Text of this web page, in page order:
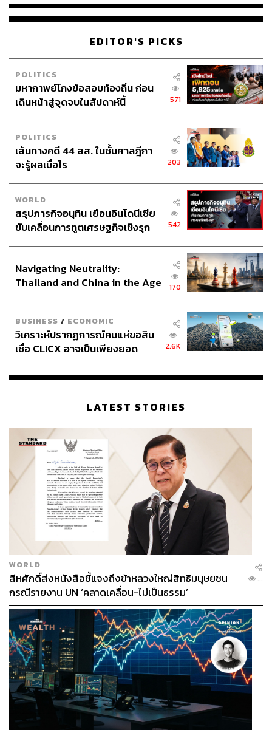
คปภ. ยังแสดงความกังวลว่า ข่าวลือในลักษณะนี้อาจทำให้
เกิดความตื่นตระหนกในสังคม คล้ายกับกรณีการนำ Co-
payment มาใช้ในรอบที่แล้ว ซึ่งอาจทำให้ตัวแทนบางส่วนที่มี
ภายในวันที่กำหนด เพื่อหวังยอดขาย ซึ่งจะทำให้กลไกการ
ทำงานของตลาดไม่ถูกต้องและความเข้าใจของสังคมคลาด
เคลื่อนไปหมด คปภ. ย้ำว่าการให้ข้อมูลผิดโดยตั้งใจอาจนำ
ไปสู่การถูกพิจารณาถอนใบอนุญาตได้
สามารถติดตาม THE STANDARD WEALTH
ผ่านแอปพลิเคชันต่างๆ ที่คุณสะดวกหรือใช้งานอยู่แล้วได้เลย
คณะกรรมการกำกับและส่งเสริมการประกอบธุรกิจ
ประกันภัย (คปภ.)
เงินเฟ้อ
ค่ารักษาพยาบาล
ประกันสุขภาพ
ยกเลิกกรมธรรม์
ประกันอุบัติเหตุ
ABOUT THE AUTHOR
ประลองยุทธ ผงงอย
THE STANDARD WEALTH Feature Editor
EDITOR'S PICKS
POLITICS
มหากาพย์โกงข้อสอบท้องถิ่น ก่อน
เดินหน้าสู่จุดจบในสัปดาห์นี้
571
POLITICS
เส้นทางคดี 44 สส. ในชั้นศาลฎีกา
จะรู้ผลเมื่อไร
203
WORLD
สรุปภารกิจอนุทิน เยือนอินโดนีเซีย
ขับเคลื่อนการทูตเศรษฐกิจเชิงรุก
542
Navigating Neutrality:
Thailand and China in the Age
170
BUSINESS / ECONOMIC
วิเคราะห์ปรากฏการณ์คนแห่ขอสิน
เชื่อ CLICX อาจเป็นเพียงยอด
เรือนไทยที่ถูกซุกไว้
2.6K
LATEST STORIES
WORLD
สีหศักดิ์ส่งหนังสือชี้แจงถึงข้าหลวงใหญ่สิทธิมนุษยชน
กรณีรายงาน UN ‘คลาดเคลื่อน-ไม่เป็นธรรม’
...